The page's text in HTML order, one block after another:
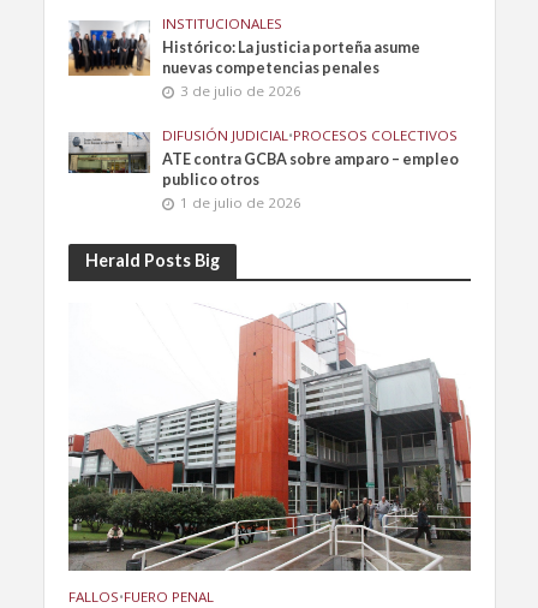
INSTITUCIONALES
Histórico: La justicia porteña asume
nuevas competencias penales
3 de julio de 2026
DIFUSIÓN JUDICIAL •PROCESOS COLECTIVOS
ATE contra GCBA sobre amparo – empleo
publico otros
1 de julio de 2026
Herald Posts Big
FALLOS•FUERO PENAL